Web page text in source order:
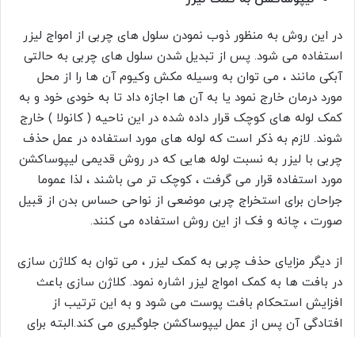
در این روش به منظور ذوب نمودن سلول های چربی از امواج لیزر
استفاده می شود. پس از تبدیل شدن سلول های چربی به حالتی
آبکی مانند ، می توان به وسیله مکش وکیوم آن ها را از محل
مورد درمان خارج نمود یا به آن ها اجازه داد تا به خودی خود و به
کمک لوله های کوچک قرار داده شده در این ناحیه ( کانولا ) خارج
شوند. لازم به ذکر است که لوله های مورد استفاده در عمل حذف
چربی با لیزر به نسبت لوله هایی که در روش قدیمی لیپوساکشن
مورد استفاده قرار می گرفت ، کوچک تر می باشند ، لذا عموما
جراحان برای استخراج چربی موضعی از نواحی حساس بدن از قبیل
صورت ، چانه و فک از این روش استفاده می کنند.
از دیگر مزایای حذف چربی به کمک لیزر ، می توان به کلاژن سازی
در بافت ها به کمک امواج لیزر اشاره نمود. کلاژن سازی باعث
افزایش استحکام بافت پوست می شود و به این ترتیب از
افتادگی آن پس از عمل لیپوساکشن جلوگیری می کند.البته برای